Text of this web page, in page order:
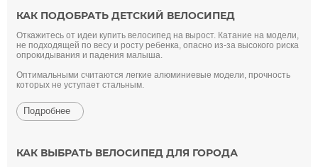
КАК ПОДОБРАТЬ ДЕТСКИЙ ВЕЛОСИПЕД
Откажитесь от идеи купить велосипед на вырост. Катание на модели,
не подходящей по весу и росту ребенка, опасно из-за высокого риска
опрокидывания и падения малыша.
Оптимальными считаются легкие алюминиевые модели, прочность
которых не уступает стальным.
Подробнее
КАК ВЫБРАТЬ ВЕЛОСИПЕД ДЛЯ ГОРОДА